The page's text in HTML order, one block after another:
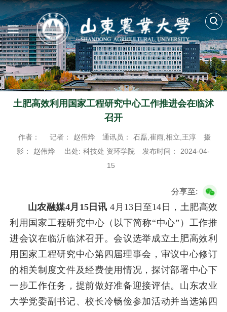
土肥高效利用国家工程研究中心工作推进会在临沭
召开
作者： 记者： 赵伟烨 通讯员： 石磊,崔雨,相立,王淳
摄
影：
赵伟烨 出处: 科技处 资环学院 发布时间：
2024-04-
15
分享至:
山农融媒4月15日讯 4月13日至14日，土肥高效
利用国家工程研究中心（以下简称“中心”）工作推
进会议在临沂临沭召开。会议选举成立土肥高效利
用国家工程研究中心第四届理事会，审议中心修订
的相关制度文件及经费使用情况，探讨部署中心下
一步工作任务，提前做好准备迎接评估。山东农业
大学党委副书记、校长冷畅俭参加活动并当选第四